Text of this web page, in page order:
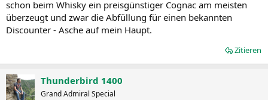
schon beim Whisky ein preisgünstiger Cognac am meisten
überzeugt und zwar die Abfüllung für einen bekannten
Discounter - Asche auf mein Haupt.
Zitieren
Thunderbird 1400
Grand Admiral Special